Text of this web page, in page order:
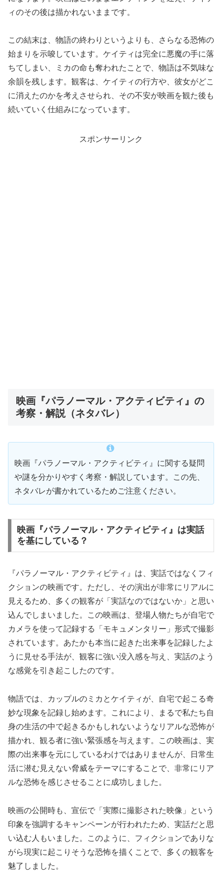
ィのその後は描かれないままです。
この結末は、物語の終わりというよりも、さらなる恐怖の
始まりを示唆しています。ケイティは完全に悪魔の手に落
ちてしまい、ミカの命も奪われたことで、物語は不気味な
余韻を残します。観客は、ケイティの行方や、彼女がどこ
に消えたのかを考えさせられ、その不安が映画を観た後も
続いていく仕組みになっています。
スポンサーリンク
映画『パラノーマル・アクティビティ』の
考察・解説（ネタバレ）
映画『パラノーマル・アクティビティ』に関する疑問
や謎を分かりやすく考察・解説しています。この先、
ネタバレが書かれているためご注意ください。
映画『パラノーマル・アクティビティ』は実話
を基にしている？
『パラノーマル・アクティビティ』は、実話ではなくフィ
クションの映画です。ただし、その演出が非常にリアルに
見えるため、多くの観客が「実話なのではないか」と思い
込んでしまいました。この映画は、登場人物たちが自宅で
カメラを使って記録する「モキュメンタリー」形式で撮影
されています。あたかも本当に起きた出来事を記録したよ
うに見せる手法が、観客に強い没入感を与え、実話のよう
な感覚を引き起こしたのです。
物語では、カップルのミカとケイティが、自宅で起こる奇
妙な現象を記録し始めます。これにより、まるで私たち自
身の生活の中で起きるかもしれないようなリアルな恐怖が
描かれ、観る者に強い緊張感を与えます。この映画は、実
際の出来事を元にしているわけではありませんが、日常生
活に潜む見えない脅威をテーマにすることで、非常にリア
ルな恐怖を感じさせることに成功しました。
映画の公開時も、宣伝で「実際に撮影された映像」という
印象を強調するキャンペーンが行われたため、実話だと思
い込む人もいました。このように、フィクションでありな
がら現実に起こりそうな恐怖を描くことで、多くの観客を
魅了しました。